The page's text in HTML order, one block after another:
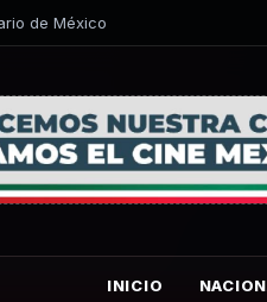
de México
INICIO